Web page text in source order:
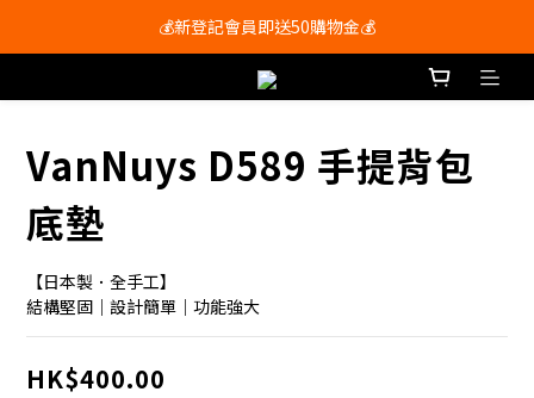
會員尊享購物滿$250即享免運費🚚
💰新登記會員即送50購物金💰
會員尊享購物滿$250即享免運費🚚
VanNuys D589 手提背包
底墊
【日本製．全手工】
結構堅固｜設計簡單｜功能強大
HK$400.00